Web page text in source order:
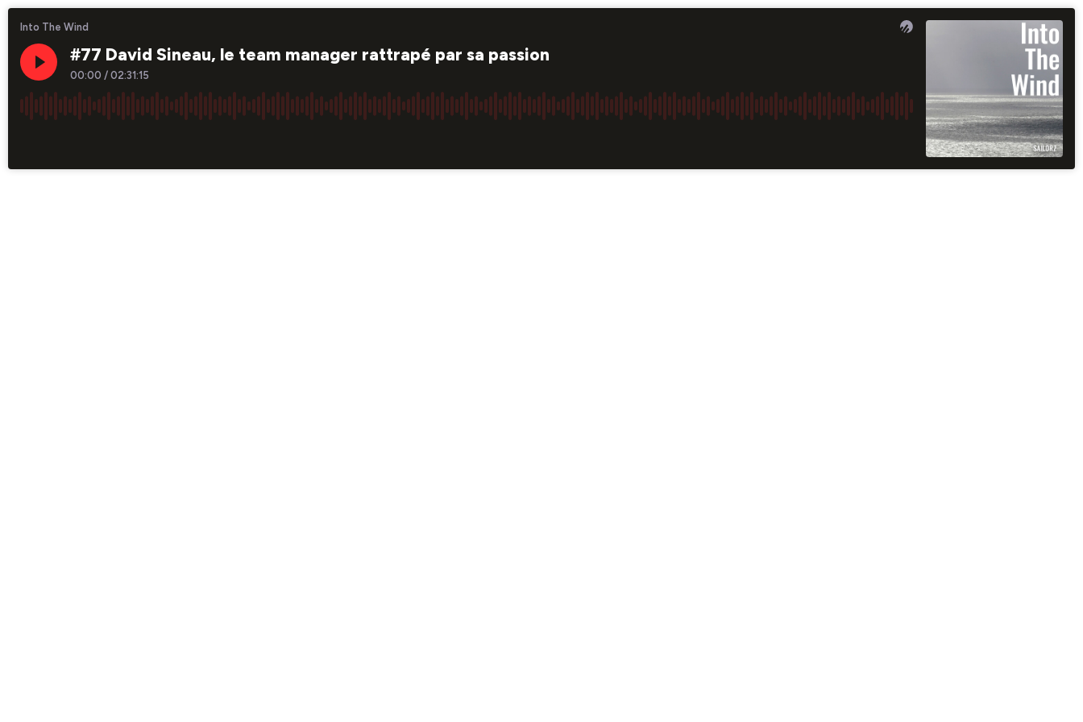
Into The Wind
#77 David Sineau, le team manager rattrapé par sa passion
00:00 /02:31:15